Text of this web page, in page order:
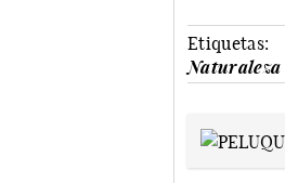
Etiquetas:
Naturaleza